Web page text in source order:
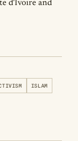
d'Ivoire and
ISLAM